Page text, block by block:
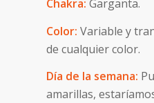
Chakra: Garganta.
Color: Variable y
de cualquier color.
Día de la semana:
amarillas,